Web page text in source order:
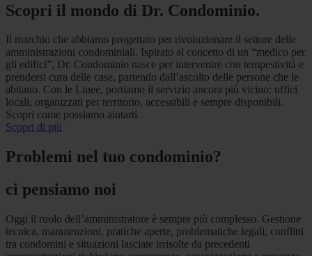
Scopri il mondo di Dr. Condominio.
Il marchio che abbiamo progettato per rivoluzionare il settore delle
amministrazioni condominiali. Ispirato al concetto di un “medico per
gli edifici”, Dr. Condominio nasce per intervenire con tempestività e
prendersi cura delle case, partendo dall’ascolto delle persone che le
abitano. Con le Linee, portiamo il servizio ancora più vicino: uffici
locali, organizzati per territorio, accessibili e sempre disponibili.
Scopri come possiamo aiutarti.
Scopri di più
Problemi nel tuo condominio?
ci pensiamo noi
Oggi il ruolo dell’amministratore è sempre più complesso. Gestione
tecnica, manutenzioni, pratiche aperte, problematiche legali, conflitti
tra condomini e situazioni lasciate irrisolte da precedenti